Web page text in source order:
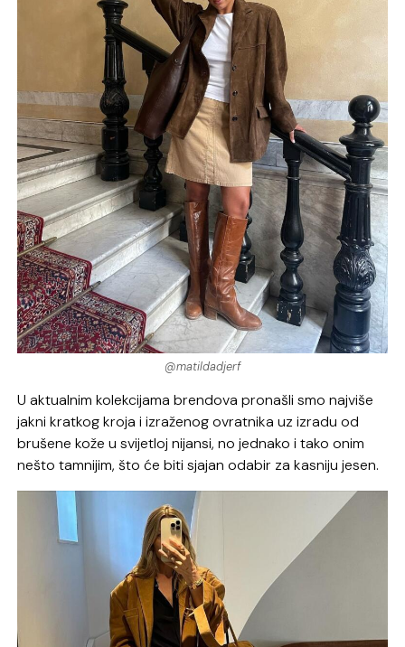
@matildadjerf
U aktualnim kolekcijama brendova pronašli smo najviše
jakni kratkog kroja i izraženog ovratnika uz izradu od
brušene kože u svijetloj nijansi, no jednako i tako onim
nešto tamnijim, što će biti sjajan odabir za kasniju jesen.